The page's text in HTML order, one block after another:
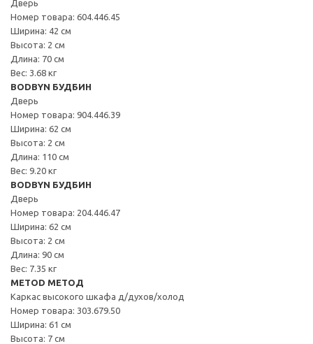
Дверь
Номер товара: 604.446.45
Ширина: 42 см
Высота: 2 см
Длина: 70 см
Вес: 3.68 кг
BODBYN БУДБИН
Дверь
Номер товара: 904.446.39
Ширина: 62 см
Высота: 2 см
Длина: 110 см
Вес: 9.20 кг
BODBYN БУДБИН
Дверь
Номер товара: 204.446.47
Ширина: 62 см
Высота: 2 см
Длина: 90 см
Вес: 7.35 кг
METOD МЕТОД
Каркас высокого шкафа д/духов/холод
Номер товара: 303.679.50
Ширина: 61 см
Высота: 7 см